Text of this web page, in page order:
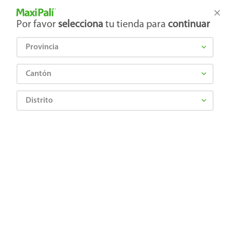
Tienda Maxi Palí
Por favor selecciona tu tienda para continuar
Provincia
Cantón
Distrito